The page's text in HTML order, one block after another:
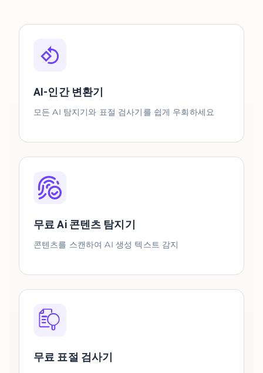
AI-인간 변환기
모든 AI 탐지기와 표절 검사기를 쉽게 우회하세요
무료 Ai 콘텐츠 탐지기
콘텐츠를 스캔하여 AI 생성 텍스트 감지
무료 표절 검사기